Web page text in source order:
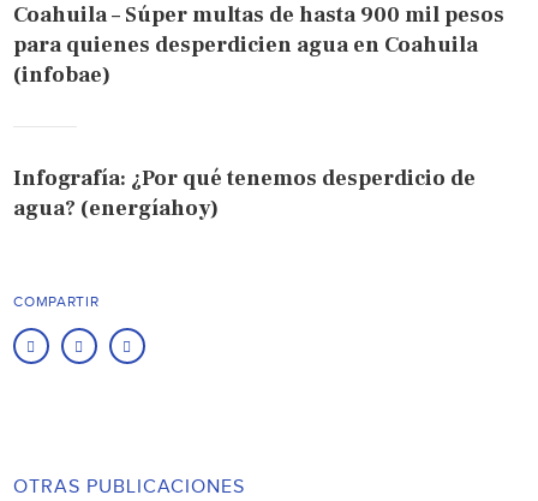
Coahuila – Súper multas de hasta 900 mil pesos
para quienes desperdicien agua en Coahuila
(infobae)
Infografía: ¿Por qué tenemos desperdicio de
agua? (energíahoy)
COMPARTIR
OTRAS PUBLICACIONES